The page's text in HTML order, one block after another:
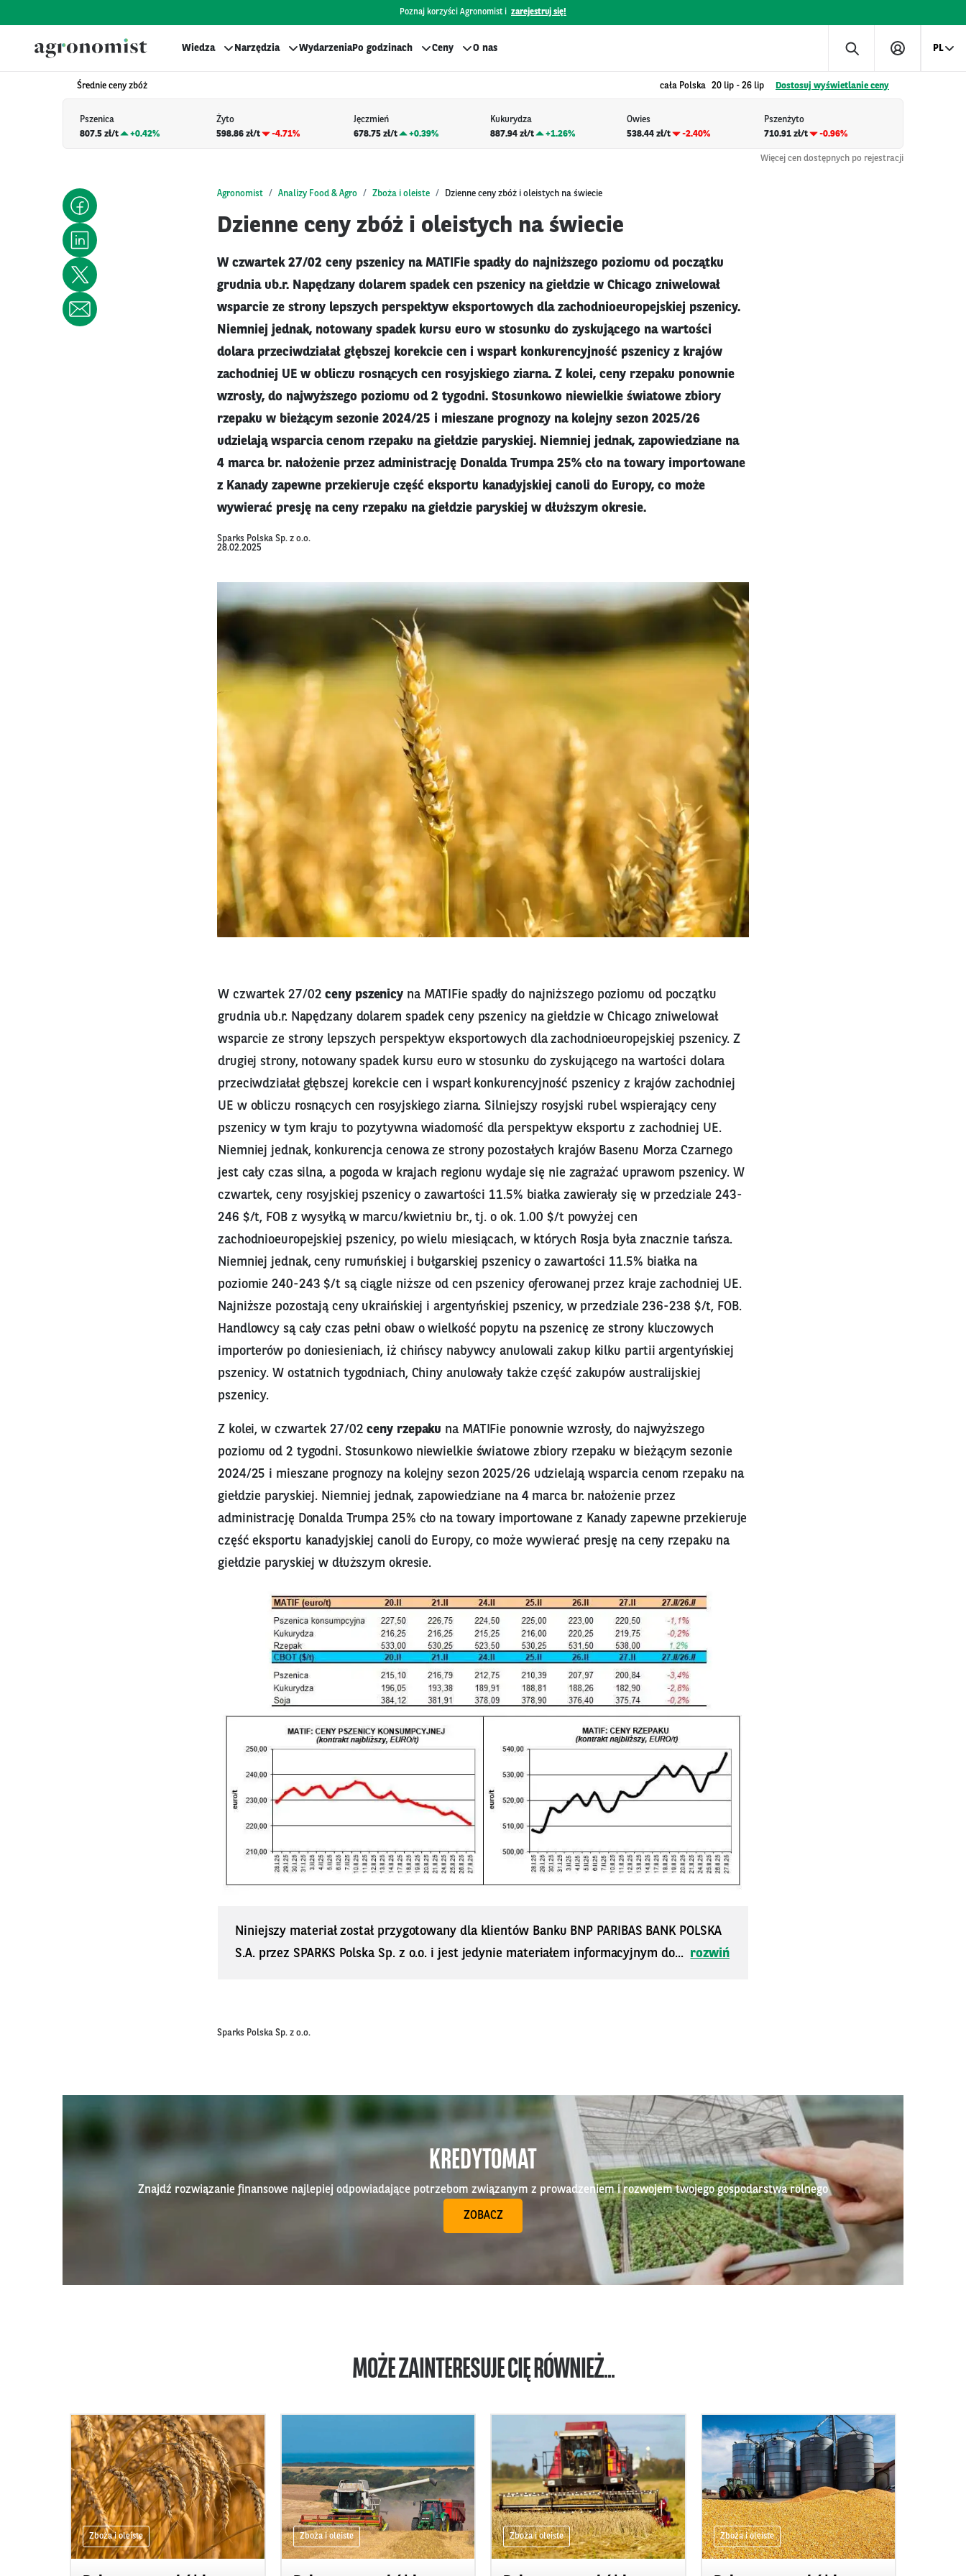
Poznaj korzyści Agronomist i zarejestruj się!
Wiedza Narzędzia WydarzeniaPo godzinach Ceny O nas PL
Średnie ceny zbóż cała Polska 20 lip - 26 lip Dostosuj wyświetlanie ceny
Pszenica
807.5 zł/t
+0.42%
Żyto
598.86 zł/t
-4.71%
Jęczmień
678.75 zł/t
+0.39%
Kukurydza
887.94 zł/t
+1.26%
Owies
538.44 zł/t
-2.40%
Pszenżyto
710.91 zł/t
-0.96%
Więcej cen dostępnych po rejestracji
Agronomist Analizy Food & Agro Zboża i oleiste Dzienne ceny zbóż i oleistych na świecie
Dzienne ceny zbóż i oleistych na świecie
W czwartek 27/02 ceny pszenicy na MATIFie spadły do najniższego poziomu od początku
grudnia ub.r. Napędzany dolarem spadek cen pszenicy na giełdzie w Chicago zniwelował
wsparcie ze strony lepszych perspektyw eksportowych dla zachodnioeuropejskiej pszenicy.
Niemniej jednak, notowany spadek kursu euro w stosunku do zyskującego na wartości
dolara przeciwdziałał głębszej korekcie cen i wsparł konkurencyjność pszenicy z krajów
zachodniej UE w obliczu rosnących cen rosyjskiego ziarna. Z kolei, ceny rzepaku ponownie
wzrosły, do najwyższego poziomu od 2 tygodni. Stosunkowo niewielkie światowe zbiory
rzepaku w bieżącym sezonie 2024/25 i mieszane prognozy na kolejny sezon 2025/26
udzielają wsparcia cenom rzepaku na giełdzie paryskiej. Niemniej jednak, zapowiedziane na
4 marca br. nałożenie przez administrację Donalda Trumpa 25% cło na towary importowane
z Kanady zapewne przekieruje część eksportu kanadyjskiej canoli do Europy, co może
wywierać presję na ceny rzepaku na giełdzie paryskiej w dłuższym okresie.
Sparks Polska Sp. z o.o.
28.02.2025
W czwartek 27/02ceny pszenicy na MATIFie spadły do najniższego poziomu od początku
grudnia ub.r. Napędzany dolarem spadek ceny pszenicy na giełdzie w Chicago zniwelował
wsparcie ze strony lepszych perspektyw eksportowych dla zachodnioeuropejskiej pszenicy. Z
drugiej strony, notowany spadek kursu euro w stosunku do zyskującego na wartości dolara
przeciwdziałał głębszej korekcie cen i wsparł konkurencyjność pszenicy z krajów zachodniej
UE w obliczu rosnących cen rosyjskiego ziarna. Silniejszy rosyjski rubel wspierający ceny
pszenicy w tym kraju to pozytywna wiadomość dla perspektyw eksportu z zachodniej UE.
Niemniej jednak, konkurencja cenowa ze strony pozostałych krajów Basenu Morza Czarnego
jest cały czas silna, a pogoda w krajach regionu wydaje się nie zagrażać uprawom pszenicy. W
czwartek, ceny rosyjskiej pszenicy o zawartości 11.5% białka zawierały się w przedziale 243-
246 $/t, FOB z wysyłką w marcu/kwietniu br., tj. o ok. 1.00 $/t powyżej cen
zachodnioeuropejskiej pszenicy, po wielu miesiącach, w których Rosja była znacznie tańsza.
Niemniej jednak, ceny rumuńskiej i bułgarskiej pszenicy o zawartości 11.5% białka na
poziomie 240-243 $/t są ciągle niższe od cen pszenicy oferowanej przez kraje zachodniej UE.
Najniższe pozostają ceny ukraińskiej i argentyńskiej pszenicy, w przedziale 236-238 $/t, FOB.
Handlowcy są cały czas pełni obaw o wielkość popytu na pszenicę ze strony kluczowych
importerów po doniesieniach, iż chińscy nabywcy anulowali zakup kilku partii argentyńskiej
pszenicy. W ostatnich tygodniach, Chiny anulowały także część zakupów australijskiej
pszenicy.
Z kolei, w czwartek 27/02ceny rzepaku na MATIFie ponownie wzrosły, do najwyższego
poziomu od 2 tygodni. Stosunkowo niewielkie światowe zbiory rzepaku w bieżącym sezonie
2024/25 i mieszane prognozy na kolejny sezon 2025/26 udzielają wsparcia cenom rzepaku na
giełdzie paryskiej. Niemniej jednak, zapowiedziane na 4 marca br. nałożenie przez
administrację Donalda Trumpa 25% cło na towary importowane z Kanady zapewne przekieruje
część eksportu kanadyjskiej canoli do Europy, co może wywierać presję na ceny rzepaku na
giełdzie paryskiej w dłuższym okresie.
Niniejszy materiał został przygotowany dla klientów Banku BNP PARIBAS BANK POLSKA
S.A. przez SPARKS Polska Sp. z o.o. i jest jedynie materiałem informacyjnym do... rozwiń
Sparks Polska Sp. z o.o.
KREDYTOMAT
Znajdź rozwiązanie finansowe najlepiej odpowiadające potrzebom związanym z prowadzeniem i rozwojem twojego gospodarstwa rolnego
ZOBACZ
MOŻE ZAINTERESUJE CIĘ RÓWNIEŻ...
Zboża i oleiste Zboża i oleiste Zboża i oleiste Zboża i oleiste